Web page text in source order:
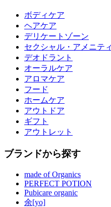
ボディケア
ヘアケア
デリケートゾーン
セクシャル・アメニティ
デオドラント
オーラルケア
アロマケア
フード
ホームケア
アウトドア
ギフト
アウトレット
ブランドから探す
made of Organics
PERFECT POTION
Pubicare organic
余[yo]